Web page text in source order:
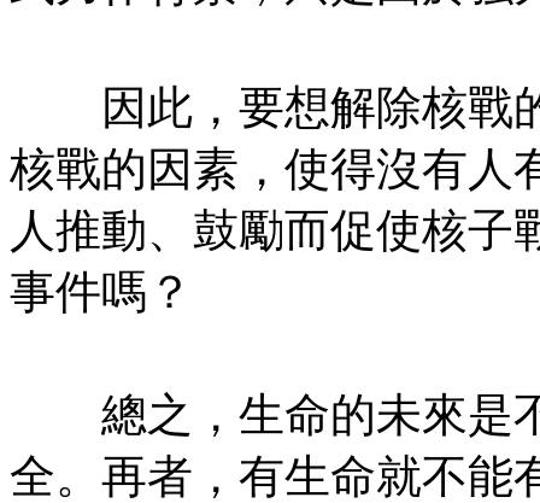
因此，要想解除核戰
核戰的因素，使得沒有人
人推動、鼓勵而促使核子
事件嗎？
總之，生命的未來是
全。再者，有生命就不能